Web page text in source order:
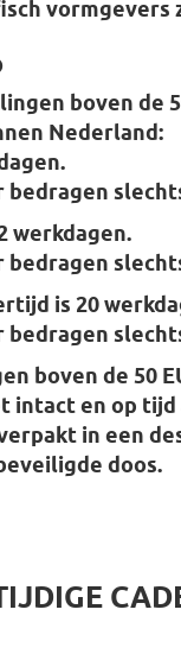
boven de
Nederland:
werkdagen.
is 20
boven de 50
intact en op
in een
doos.